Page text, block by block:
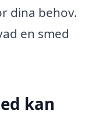
dina behov.
en smed
kan